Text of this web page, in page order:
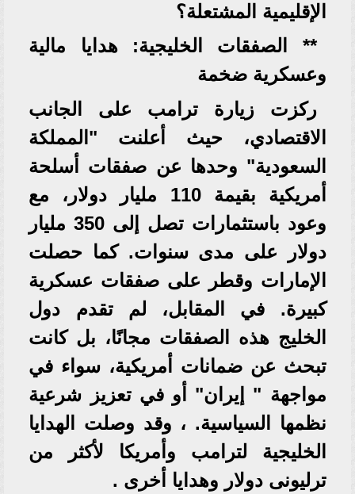
الإقليمية المشتعلة؟
** الصفقات الخليجية: هدايا مالية
وعسكرية ضخمة
ركزت زيارة ترامب على الجانب
الاقتصادي، حيث أعلنت "المملكة
السعودية" وحدها عن صفقات أسلحة
أمريكية بقيمة 110 مليار دولار، مع
وعود باستثمارات تصل إلى 350 مليار
دولار على مدى سنوات. كما حصلت
الإمارات وقطر على صفقات عسكرية
كبيرة. في المقابل، لم تقدم دول
الخليج هذه الصفقات مجانًا، بل كانت
تبحث عن ضمانات أمريكية، سواء في
مواجهة " إيران" أو في تعزيز شرعية
نظمها السياسية. ، وقد وصلت الهدايا
الخليجية لترامب وأمريكا لأكثر من
ترليونى دولار وهدايا أخرى .